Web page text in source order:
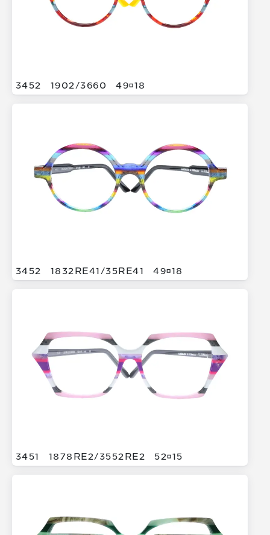
3452 1902/3660 4918
3452 1832RE41/35RE41 4918
3451 1878RE2/3552RE2 5215